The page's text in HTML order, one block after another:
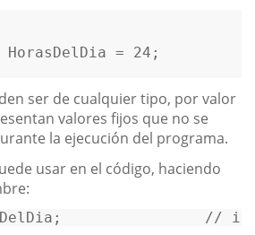
HorasDelDia = 24 ;
ser de cualquier tipo, por valor
valores fijos que no se
la ejecución del programa.
usar en el código, haciendo
// i